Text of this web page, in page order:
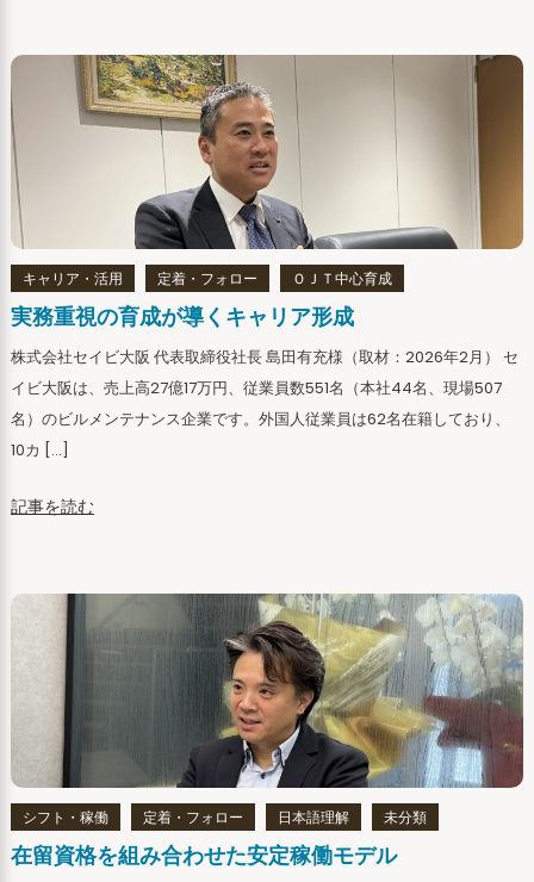
キャリア・活用 定着・フォロー ＯＪＴ中心育成
実務重視の育成が導くキャリア形成
株式会社セイビ大阪 代表取締役社長 島田有充様（取材：2026年2月） セ
イビ大阪は、売上高27億17万円、従業員数551名（本社44名、現場507
名）のビルメンテナンス企業です。外国人従業員は62名在籍しており、
10カ […]
記事を読む
シフト・稼働 定着・フォロー 日本語理解 未分類
在留資格を組み合わせた安定稼働モデル